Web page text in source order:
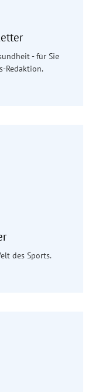
- für Sie
Redaktion.
des Sports.